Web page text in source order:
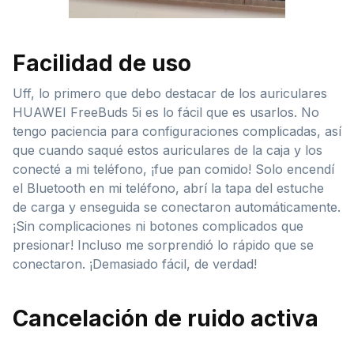
Facilidad de uso
Uff, lo primero que debo destacar de los auriculares
HUAWEI FreeBuds 5i es lo fácil que es usarlos. No
tengo paciencia para configuraciones complicadas, así
que cuando saqué estos auriculares de la caja y los
conecté a mi teléfono, ¡fue pan comido! Solo encendí
el Bluetooth en mi teléfono, abrí la tapa del estuche
de carga y enseguida se conectaron automáticamente.
¡Sin complicaciones ni botones complicados que
presionar! Incluso me sorprendió lo rápido que se
conectaron. ¡Demasiado fácil, de verdad!
Cancelación de ruido activa